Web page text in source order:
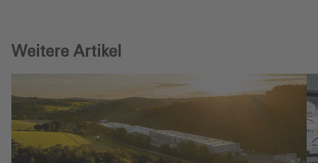
Weitere Artikel